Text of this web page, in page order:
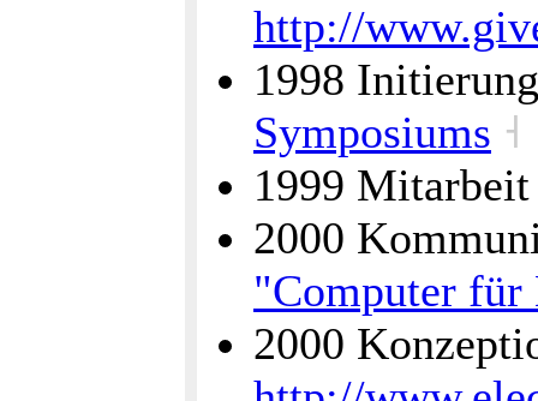
http://
1998
Symposiums ˧
1999
2000
"Computer für
2000